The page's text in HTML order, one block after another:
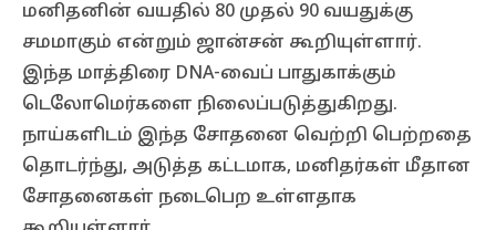
மனிதனின் வயதில் 80 முதல் 90 வயதுக்கு
சமமாகும் என்றும் ஜான்சன் கூறியுள்ளார்.
இந்த மாத்திரை DNA-வைப் பாதுகாக்கும்
டெலோமெர்களை நிலைப்படுத்துகிறது.
நாய்களிடம் இந்த சோதனை வெற்றி பெற்றதை
தொடர்ந்து, அடுத்த கட்டமாக, மனிதர்கள் மீதான
சோதனைகள் நடைபெற உள்ளதாக